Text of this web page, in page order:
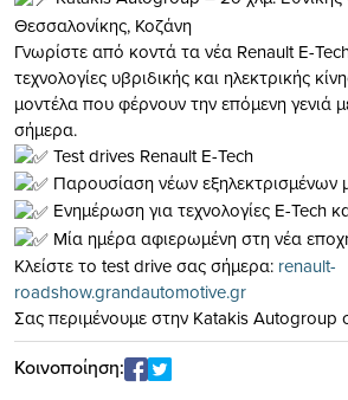
Θεσσαλονίκης, Κοζάνη
Γνωρίστε από κοντά τα νέα Renault E-
τεχνολογίες υβριδικής και ηλεκτρικής
μοντέλα που φέρνουν την επόμενη γενιά
σήμερα.
Test drives Renault E-Tech
Παρουσίαση νέων εξηλεκτρισμένων
Ενημέρωση για τεχνολογίες E-Tech
Μία ημέρα αφιερωμένη στη νέα
Κλείστε το test drive σας σήμερα: renault-
roadshow.grandautomotive.gr
Σας περιμένουμε στην Katakis Autogroup
Κοινοποίηση: